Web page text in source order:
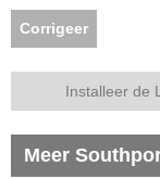
Corrigeer
Installeer de
Meer